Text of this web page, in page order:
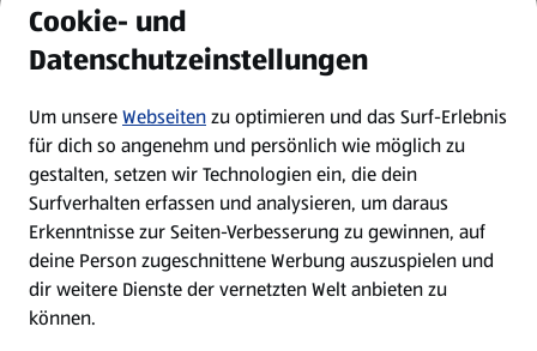
Newsletter
WhatsApp
Über ALDI SÜD
Filialen
Cookie- und
Datenschutzeinstellungen
Um unsereWebseitenzu optimieren und das Surf-Erlebnis
für dich so angenehm und persönlich wie möglich zu
gestalten, setzen wir Technologien ein, die dein
Surfverhalten erfassen und analysieren, um daraus
Erkenntnisse zur Seiten-Verbesserung zu gewinnen, auf
deine Person zugeschnittene Werbung auszuspielen und
dir weitere Dienste der vernetzten Welt anbieten zu
können.